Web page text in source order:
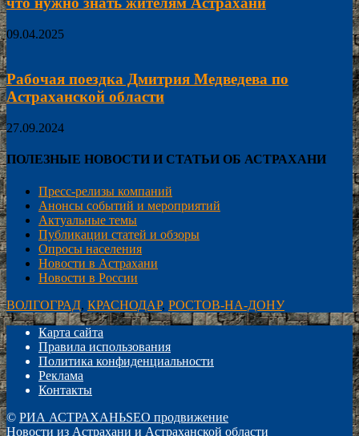
09.04.2025
Рабочая поездка Дмитрия Медведева по
Астраханской области
27.09.2024
ПОЛЕЗНЫЕ НОВОСТИ И СТАТЬИ ОБ АСТРАХАНИ
Пресс-релизы компаний
Анонсы событий и мероприятий
Актуальные темы
Публикации статей и обзоры
Опросы населения
Новости в Астрахани
Новости в России
ВОЛГОГРАД, КРАСНОДАР, РОСТОВ-НА-ДОНУ
Карта сайта
Правила использования
Политика конфиденциальности
Реклама
Контакты
© РИА АСТРАХАНЬSEO продвижение
Новости из Астрахани и Астраханской области